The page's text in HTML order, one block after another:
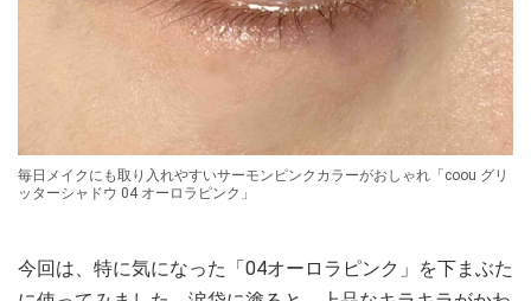
毎日メイクにも取り入れやすいサーモンピンクカラーがおしゃれ「coou グリ
ッターシャドウ 04 オーロラピンク」
今回は、特に気になった「04オーロラピンク」を下まぶた